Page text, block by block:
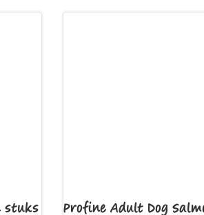
stuks
Profine Adult Dog